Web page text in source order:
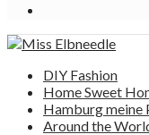
DIY Fashion
Home Sweet
Hamburg meine
Around the